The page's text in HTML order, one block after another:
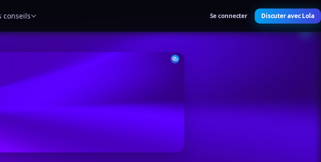
conseils Se connecter Discuter avec Lola